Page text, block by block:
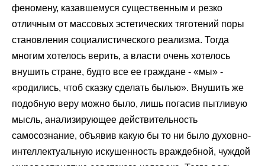
феномену, казавшемуся существенным и резко
отличным от массовых эстетических тяготений поры
становления социалистического реализма. Тогда
многим хотелось верить, а власти очень хотелось
внушить стране, будто все ее граждане - «мы» -
«родились, чтоб сказку сделать былью». Внушить же
подобную веру можно было, лишь погасив пытливую
мысль, анализирующее действительность
самосознание, объявив какую бы то ни было духовно-
интеллектуальную искушенность враждебной, чуждой